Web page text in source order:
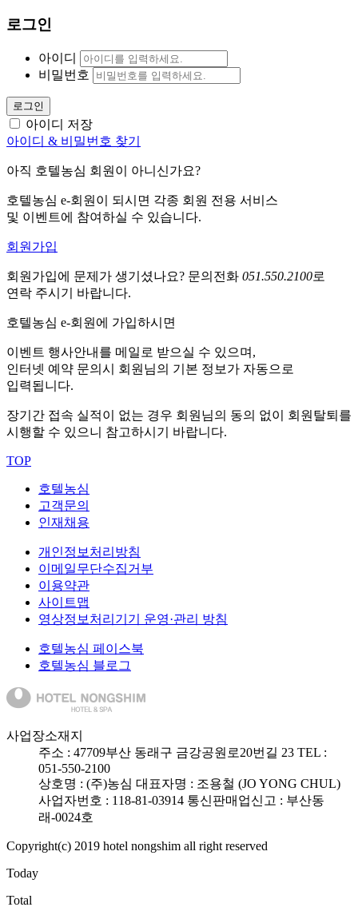
로그인
아이디
비밀번호
로그인
아이디 저장
아이디 & 비밀번호 찾기
아직 호텔농심 회원이 아니신가요?
호텔농심 e-회원이 되시면 각종 회원 전용 서비스
및 이벤트에 참여하실 수 있습니다.
회원가입
회원가입에 문제가 생기셨나요? 문의전화 051.550.2100로
연락 주시기 바랍니다.
호텔농심 e-회원에 가입하시면
이벤트 행사안내를 메일로 받으실 수 있으며,
인터넷 예약 문의시 회원님의 기본 정보가 자동으로
입력됩니다.
장기간 접속 실적이 없는 경우 회원님의 동의 없이 회원탈퇴를
시행할 수 있으니 참고하시기 바랍니다.
TOP
호텔농심
고객문의
인재채용
개인정보처리방침
이메일무단수집거부
이용약관
사이트맵
영상정보처리기기 운영·관리 방침
호텔농심 페이스북
호텔농심 블로그
사업장소재지
주소 : 47709부산 동래구 금강공원로20번길 23 TEL :
051-550-2100
상호명 : (주)농심 대표자명 : 조용철 (JO YONG CHUL)
사업자번호 : 118-81-03914 통신판매업신고 : 부산동
래-0024호
Copyright(c) 2019 hotel nongshim all right reserved
Today
Total